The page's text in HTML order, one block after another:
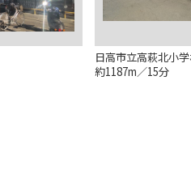
日高市立高萩北小
約1187m／15分